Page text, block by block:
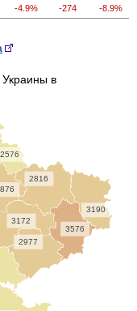
-4.9% -274 -8.9%
в
3172
3576
2977
3190
2576
2816